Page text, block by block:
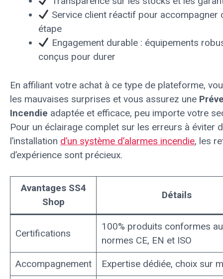
Service client réactif pour accompagner
étape
Engagement durable : équipements
conçus pour durer
En affiliant votre achat à ce type de plateforme,
les mauvaises surprises et vous assurez une
Incendie adaptée et efficace, peu importe votre
Pour un éclairage complet sur les erreurs à éviter
l’installation d’un système d’alarmes incendie, les
d’expérience sont précieux.
Avantages SS4
Shop
Détails
Certifications
100% produits conformes
normes CE, EN et ISO
Accompagnement Expertise dédiée, choix sur